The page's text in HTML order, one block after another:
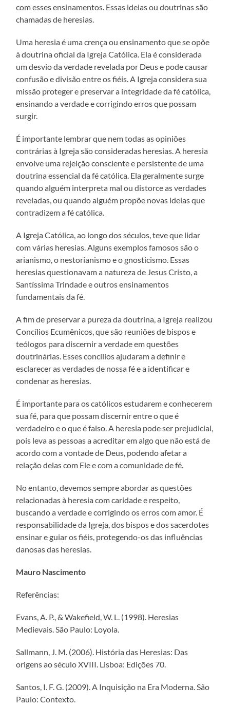
com esses ensinamentos. Essas ideias ou doutrinas são
chamadas de heresias.
Uma heresia é uma crença ou ensinamento que se opõe
à doutrina oficial da Igreja Católica. Ela é considerada
um desvio da verdade revelada por Deus e pode causar
confusão e divisão entre os fiéis. A Igreja considera sua
missão proteger e preservar a integridade da fé católica,
ensinando a verdade e corrigindo erros que possam
surgir.
É importante lembrar que nem todas as opiniões
contrárias à Igreja são consideradas heresias. A heresia
envolve uma rejeição consciente e persistente de uma
doutrina essencial da fé católica. Ela geralmente surge
quando alguém interpreta mal ou distorce as verdades
reveladas, ou quando alguém propõe novas ideias que
contradizem a fé católica.
A Igreja Católica, ao longo dos séculos, teve que lidar
com várias heresias. Alguns exemplos famosos são o
arianismo, o nestorianismo e o gnosticismo. Essas
heresias questionavam a natureza de Jesus Cristo, a
Santíssima Trindade e outros ensinamentos
fundamentais da fé.
A fim de preservar a pureza da doutrina, a Igreja realizou
Concílios Ecumênicos, que são reuniões de bispos e
teólogos para discernir a verdade em questões
doutrinárias. Esses concílios ajudaram a definir e
esclarecer as verdades de nossa fé e a identificar e
condenar as heresias.
É importante para os católicos estudarem e conhecerem
sua fé, para que possam discernir entre o que é
verdadeiro e o que é falso. A heresia pode ser prejudicial,
pois leva as pessoas a acreditar em algo que não está de
acordo com a vontade de Deus, podendo afetar a
relação delas com Ele e com a comunidade de fé.
No entanto, devemos sempre abordar as questões
relacionadas à heresia com caridade e respeito,
buscando a verdade e corrigindo os erros com amor. É
responsabilidade da Igreja, dos bispos e dos sacerdotes
ensinar e guiar os fiéis, protegendo-os das influências
danosas das heresias.
Mauro Nascimento
Referências:
Evans, A. P., & Wakefield, W. L. (1998). Heresias
Medievais. São Paulo: Loyola.
Sallmann, J. M. (2006). História das Heresias: Das
origens ao século XVIII. Lisboa: Edições 70.
Santos, I. F. G. (2009). A Inquisição na Era Moderna. São
Paulo: Contexto.